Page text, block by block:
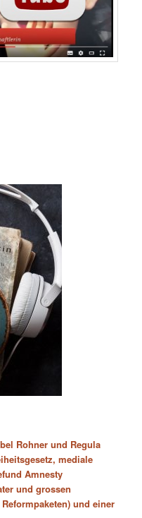
Rohner und Regula
mediale
Amnesty
und grossen
und einer